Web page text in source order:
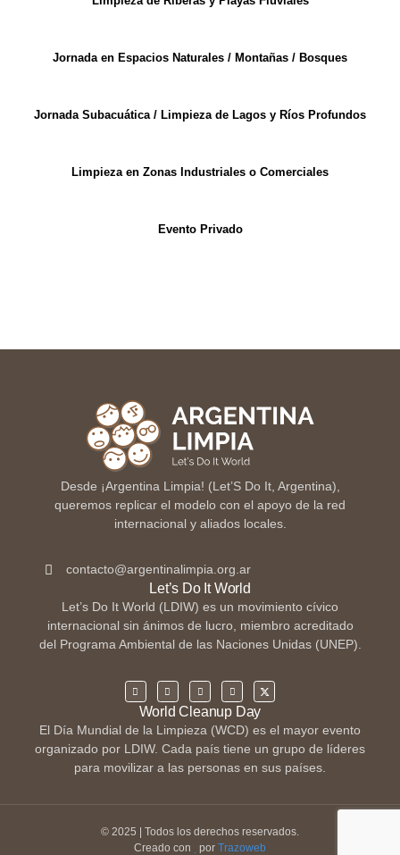
Jornada en Espacios Naturales / Montañas / Bosques
Jornada Subacuática / Limpieza de Lagos y Ríos Profundos
Limpieza en Zonas Industriales o Comerciales
Evento Privado
Desde ¡Argentina Limpia! (Let’S Do It, Argentina),
queremos replicar el modelo con el apoyo de la red
internacional y aliados locales.
contacto@argentinalimpia.org.ar
Let’s Do It World
Let’s Do It World (LDIW) es un movimiento cívico
internacional sin ánimos de lucro, miembro acreditado
del Programa Ambiental de las Naciones Unidas (UNEP).
World Cleanup Day
El Día Mundial de la Limpieza (WCD) es el mayor evento
organizado por LDIW. Cada país tiene un grupo de líderes
para movilizar a las personas en sus países.
© 2025 | Todos los derechos reservados.
Creado con
por Trazoweb